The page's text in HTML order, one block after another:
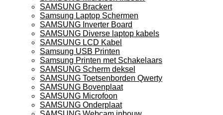
SAMSUNG Brackert
Samsung Laptop Schermen
SAMSUNG Inverter Board
SAMSUNG Diverse laptop kabels
SAMSUNG LCD Kabel
Samsung USB Printen
Samsung Printen met Schakelaars
SAMSUNG Scherm deksel
SAMSUNG Toetsenborden Qwerty
SAMSUNG Bovenplaat
SAMSUNG Microfoon
SAMSUNG Onderplaat